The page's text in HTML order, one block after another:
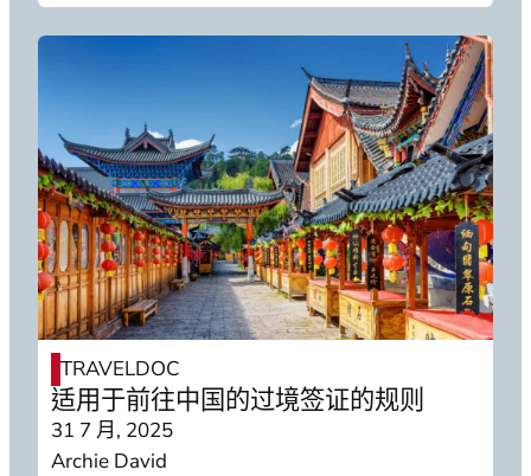
TRAVELDOC
适用于前往中国的过境签证的规则
31 7 月, 2025
Archie David